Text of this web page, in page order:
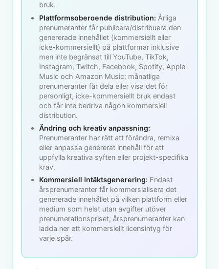
bruk.
Plattformsoberoende distribution: Årliga
prenumeranter får publicera/distribuera den
genererade innehållet (kommersiellt eller
icke-kommersiellt) på plattformar inklusive
men inte begränsat till YouTube, TikTok,
Instagram, Twitch, Facebook, Spotify, Apple
Music och Amazon Music; månatliga
prenumeranter får dela eller visa det för
personligt, icke-kommersiellt bruk endast
och får inte bedriva någon kommersiell
distribution.
Ändring och kreativ anpassning:
Prenumeranter har rätt att förändra, remixa
eller anpassa genererat innehåll för att
uppfylla kreativa syften eller projekt-specifika
krav.
Kommersiell intäktsgenerering: Endast
årsprenumeranter får kommersialisera det
genererade innehållet på vilken plattform eller
medium som helst utan avgifter utöver
prenumerationspriset; årsprenumeranter kan
ladda ner ett kommersiellt licensintyg för
varje spår.